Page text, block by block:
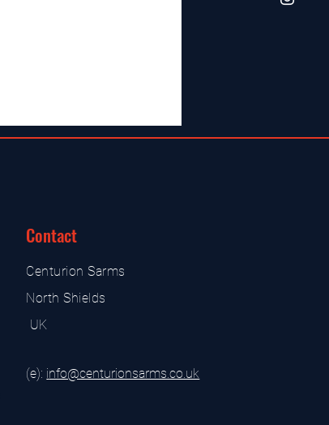
Contact
Centurion Sarms
North Shields
UK
(e): info@centurionsarms.co.uk